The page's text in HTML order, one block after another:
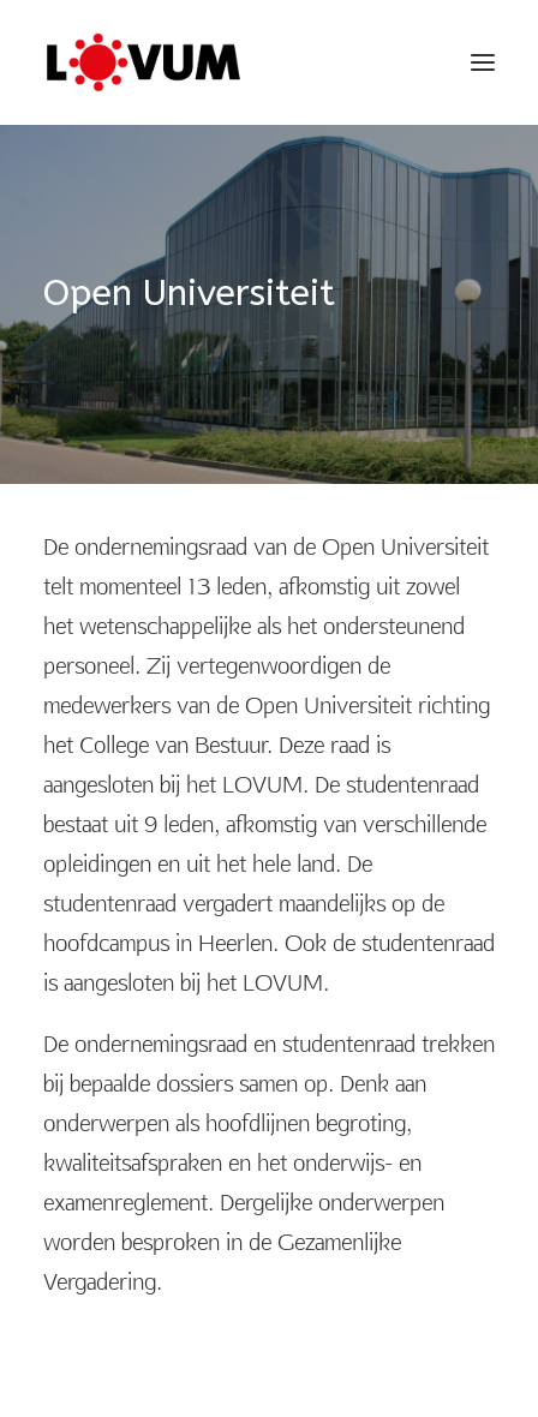
Open Universiteit
De ondernemingsraad van de Open Universiteit
telt momenteel 13 leden, afkomstig uit zowel
het wetenschappelijke als het ondersteunend
personeel. Zij vertegenwoordigen de
medewerkers van de Open Universiteit richting
het College van Bestuur. Deze raad is
aangesloten bij het LOVUM. De studentenraad
bestaat uit 9 leden, afkomstig van verschillende
opleidingen en uit het hele land. De
studentenraad vergadert maandelijks op de
hoofdcampus in Heerlen. Ook de studentenraad
is aangesloten bij het LOVUM.
De ondernemingsraad en studentenraad trekken
bij bepaalde dossiers samen op. Denk aan
onderwerpen als hoofdlijnen begroting,
kwaliteitsafspraken en het onderwijs- en
examenreglement. Dergelijke onderwerpen
worden besproken in de Gezamenlijke
Vergadering.